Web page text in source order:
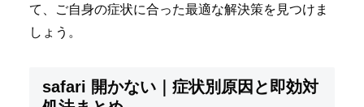
て、ご自身の症状に合った最適な解決策を見つけま
しょう。
safari 開かない｜症状別原因と即効対